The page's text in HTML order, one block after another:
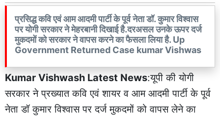
प्रसिद्ध कवि एवं आम आदमी पार्टी के पूर्व नेता डॉ. कुमार विश्वास
पर योगी सरकार ने मेहरबानी दिखाई है.दरअसल उनके ऊपर दर्ज
मुकदमों को सरकार ने वापस करने का फैसला लिया है. Up
Government Returned Case kumar Vishwas
Kumar Vishwash Latest News:यूपी की योगी
सरकार ने प्रख्यात कवि एवं शायर व आम आदमी पार्टी के पूर्व
नेता डॉ कुमार विश्वास पर दर्ज मुकदमों को वापस लेने का